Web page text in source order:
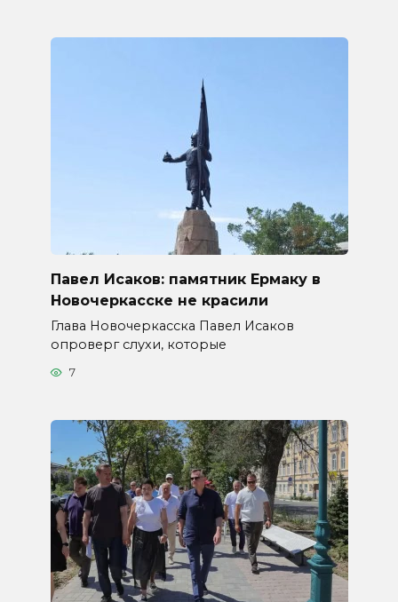
Павел Исаков: памятник Ермаку в
Новочеркасске не красили
Глава Новочеркасска Павел Исаков
опроверг слухи, которые
7